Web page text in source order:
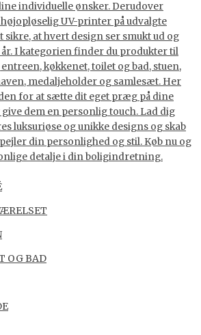
individuelle ønsker. Derudover
UV-printer på udvalgte
at hvert design ser smukt ud og
I kategorien finder du produkter til
køkkenet, toilet og bad, stuen,
medaljeholder og samlesæt. Her
for at sætte dit eget præg på dine
dem en personlig touch. Lad dig
luksuriøse og unikke designs og skab
din personlighed og stil. Køb nu og
detalje i din boligindretning.
OG BAD